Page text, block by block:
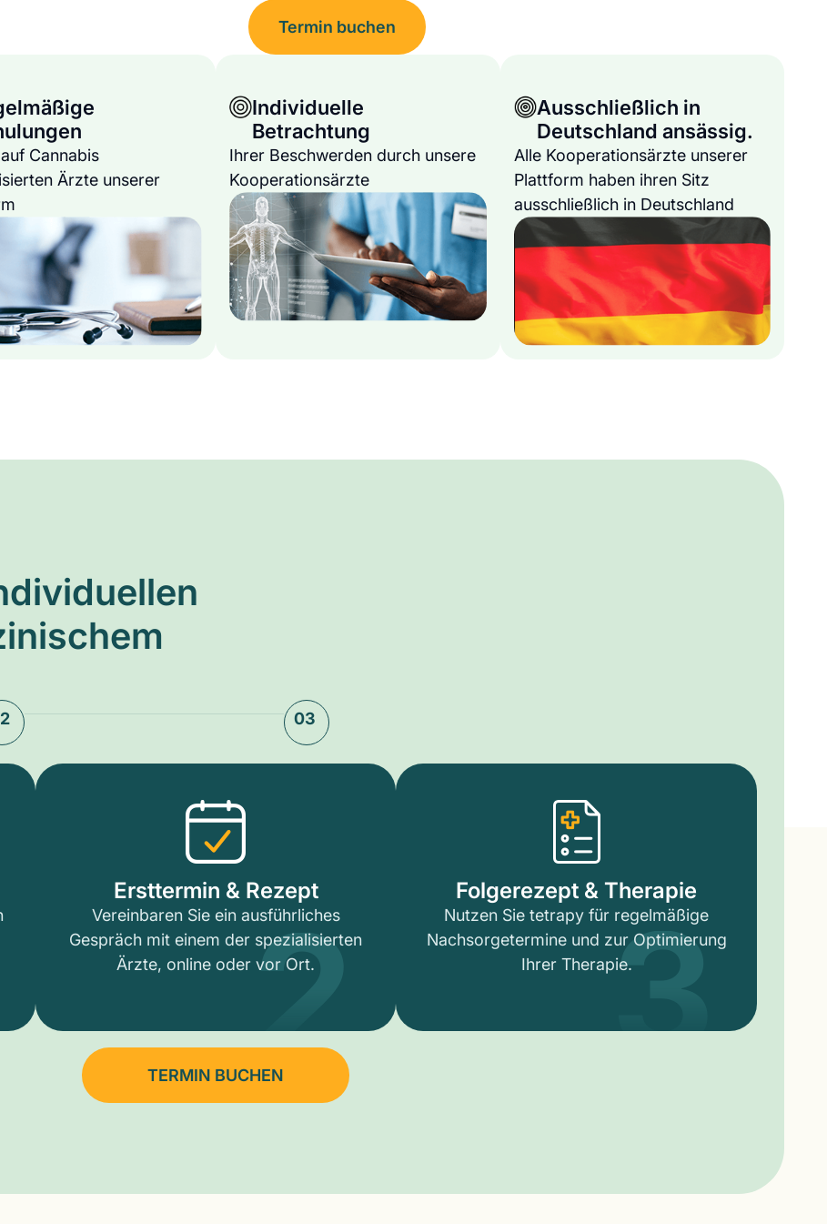
Termin buchen
Cannabis
Ärzte unserer
Individuelle
Betrachtung
Ihrer Beschwerden durch unsere
Kooperationsärzte
Ausschließlich in
Deutschland ansässig.
Alle Kooperationsärzte unserer
Plattform haben ihren Sitz
ausschließlich in Deutschland
03
Ersttermin & Rezept
Vereinbaren Sie ein ausführliches
Gespräch mit einem der spezialisierten
Ärzte, online oder vor Ort.
2 Folgerezept & Therapie
Nutzen Sie tetrapy für regelmäßige
Nachsorgetermine und zur Optimierung
Ihrer Therapie.3
TERMIN BUCHEN